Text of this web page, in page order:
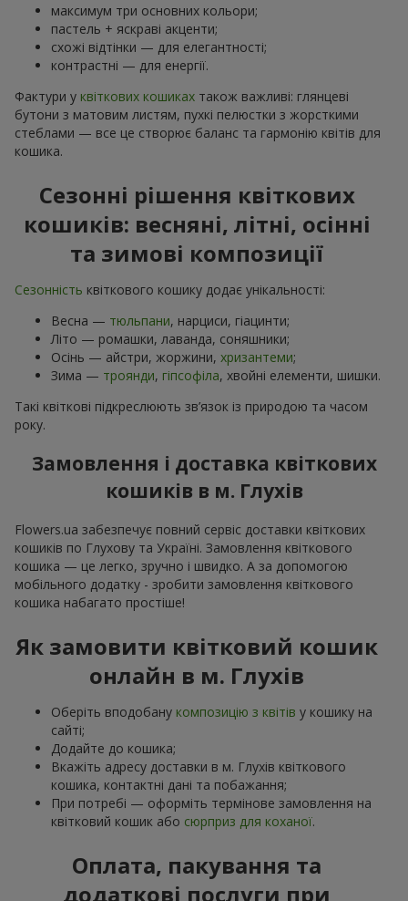
максимум три основних кольори;
пастель + яскраві акценти;
схожі відтінки — для елегантності;
контрастні — для енергії.
Фактури у квіткових кошиках також важливі: глянцеві
бутони з матовим листям, пухкі пелюстки з жорсткими
стеблами — все це створює баланс та гармонію квітів для
кошика.
Сезонні рішення квіткових
кошиків: весняні, літні, осінні
та зимові композиції
Сезонність квіткового кошику додає унікальності:
Весна — тюльпани, нарциси, гіацинти;
Літо — ромашки, лаванда, соняшники;
Осінь — айстри, жоржини, хризантеми;
Зима — троянди, гіпсофіла, хвойні елементи, шишки.
Такі квіткові підкреслюють зв’язок із природою та часом
року.
Замовлення і доставка квіткових
кошиків в м. Глухів
Flowers.ua забезпечує повний сервіс доставки квіткових
кошиків по Глухову та Україні. Замовлення квіткового
кошика — це легко, зручно і швидко. А за допомогою
мобільного додатку - зробити замовлення квіткового
кошика набагато простіше!
Як замовити квітковий кошик
онлайн в м. Глухів
Оберіть вподобану композицію з квітів у кошику на
сайті;
Додайте до кошика;
Вкажіть адресу доставки в м. Глухів квіткового
кошика, контактні дані та побажання;
При потребі — оформіть термінове замовлення на
квітковий кошик або сюрприз для коханої.
Оплата, пакування та
додаткові послуги при